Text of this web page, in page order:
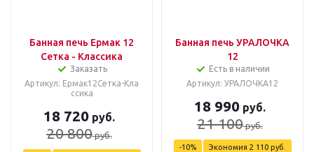
Банная печь Ермак 12
Сетка - Классика
Заказать
Артикул: Ермак12Сетка-Кла
ссика
18 720 руб.
20 800руб.
Банная печь УРАЛОЧКА
12
Есть в наличии
Артикул: УРАЛОЧКА12
18 990 руб.
21 100руб.
-10% Экономия 2 110руб.